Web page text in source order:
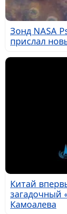
Зонд NASA
прислал
Китай
загадочный
Камоалева